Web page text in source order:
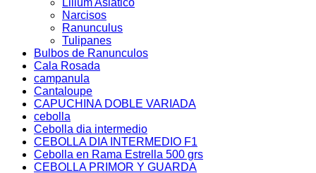
Narcisos
Ranunculus
Tulipanes
Bulbos de Ranunculos
Cala Rosada
campanula
Cantaloupe
CAPUCHINA DOBLE VARIADA
cebolla
Cebolla dia intermedio
CEBOLLA DIA INTERMEDIO F1
Cebolla en Rama Estrella 500 grs
CEBOLLA PRIMOR Y GUARDA